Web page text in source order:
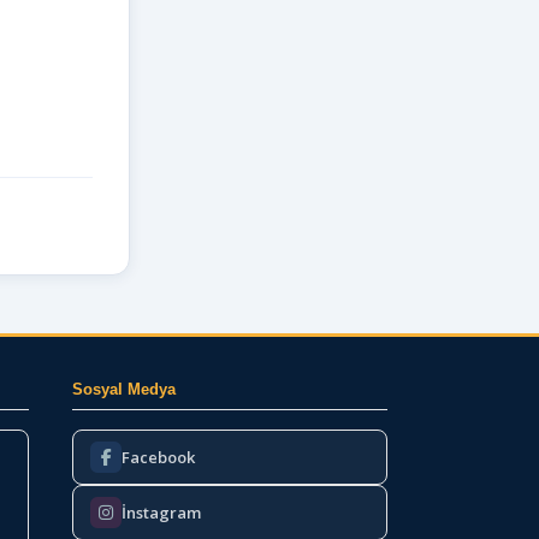
Sosyal Medya
Facebook
İnstagram